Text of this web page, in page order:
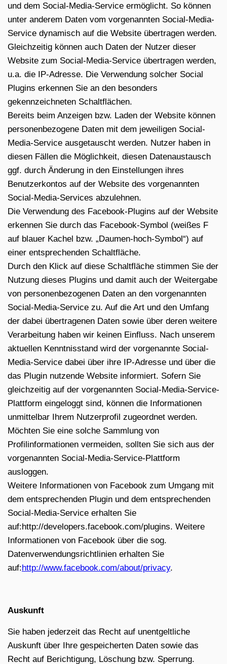
und dem Social-Media-Service ermöglicht. So können
unter anderem Daten vom vorgenannten Social-Media-
Service dynamisch auf die Website übertragen werden.
Gleichzeitig können auch Daten der Nutzer dieser
Website zum Social-Media-Service übertragen werden,
u.a. die IP-Adresse. Die Verwendung solcher Social
Plugins erkennen Sie an den besonders
gekennzeichneten Schaltflächen.
Bereits beim Anzeigen bzw. Laden der Website können
personenbezogene Daten mit dem jeweiligen Social-
Media-Service ausgetauscht werden. Nutzer haben in
diesen Fällen die Möglichkeit, diesen Datenaustausch
ggf. durch Änderung in den Einstellungen ihres
Benutzerkontos auf der Website des vorgenannten
Social-Media-Services abzulehnen.
Die Verwendung des Facebook-Plugins auf der Website
erkennen Sie durch das Facebook-Symbol (weißes F
auf blauer Kachel bzw. „Daumen-hoch-Symbol“) auf
einer entsprechenden Schaltfläche.
Durch den Klick auf diese Schaltfläche stimmen Sie der
Nutzung dieses Plugins und damit auch der Weitergabe
von personenbezogenen Daten an den vorgenannten
Social-Media-Service zu. Auf die Art und den Umfang
der dabei übertragenen Daten sowie über deren weitere
Verarbeitung haben wir keinen Einfluss. Nach unserem
aktuellen Kenntnisstand wird der vorgenannte Social-
Media-Service dabei über ihre IP-Adresse und über die
das Plugin nutzende Website informiert. Sofern Sie
gleichzeitig auf der vorgenannten Social-Media-Service-
Plattform eingeloggt sind, können die Informationen
unmittelbar Ihrem Nutzerprofil zugeordnet werden.
Möchten Sie eine solche Sammlung von
Profilinformationen vermeiden, sollten Sie sich aus der
vorgenannten Social-Media-Service-Plattform
ausloggen.
Weitere Informationen von Facebook zum Umgang mit
dem entsprechenden Plugin und dem entsprechenden
Social-Media-Service erhalten Sie
auf:http://developers.facebook.com/plugins. Weitere
Informationen von Facebook über die sog.
Datenverwendungsrichtlinien erhalten Sie
auf:http://www.facebook.com/about/privacy.
Auskunft
Sie haben jederzeit das Recht auf unentgeltliche
Auskunft über Ihre gespeicherten Daten sowie das
Recht auf Berichtigung, Löschung bzw. Sperrung.